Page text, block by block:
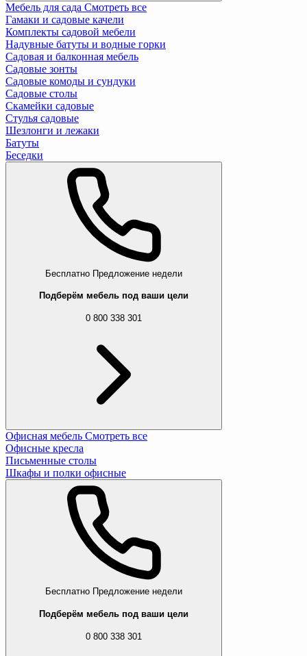
Мебель для сада Смотреть все
Гамаки и садовые качели
Комплекты садовой мебели
Надувные батуты и водные горки
Садовая и балконная мебель
Садовые зонты
Садовые комоды и сундуки
Садовые столы
Скамейки садовые
Стулья садовые
Шезлонги и лежаки
Батуты
Беседки
Бесплатно Предложение недели
Подберём мебель под ваши цели
0 800 338 301
Офисная мебель Смотреть все
Офисные кресла
Письменные столы
Шкафы и полки офисные
Бесплатно Предложение недели
Подберём мебель под ваши цели
0 800 338 301